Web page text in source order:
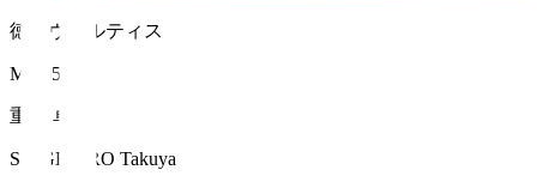
徳島ヴォルティス
MF 55
重廣 卓也
SHIGEHIRO Takuya